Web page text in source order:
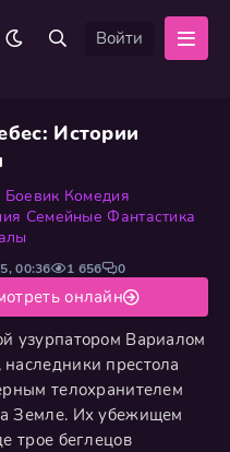
Войти
Истории
Боевик Комедия
Семейные Фантастика
узурпатором Вариалом
престола
телохранителем
Земле. Их убежищем
трое беглецов
00:36 1 656 0
онлайн